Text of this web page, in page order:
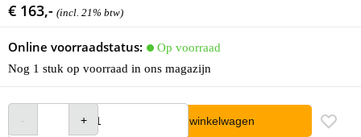
€ 163,- (incl. 21% btw)
Online voorraadstatus:
Op voorraad
Nog 1 stuk op voorraad in ons magazijn
In winkelwagen